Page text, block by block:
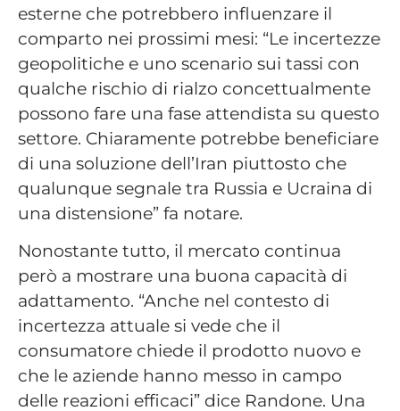
esterne che potrebbero influenzare il
comparto nei prossimi mesi: “Le incertezze
geopolitiche e uno scenario sui tassi con
qualche rischio di rialzo concettualmente
possono fare una fase attendista su questo
settore. Chiaramente potrebbe beneficiare
di una soluzione dell’Iran piuttosto che
qualunque segnale tra Russia e Ucraina di
una distensione” fa notare.
Nonostante tutto, il mercato continua
però a mostrare una buona capacità di
adattamento. “Anche nel contesto di
incertezza attuale si vede che il
consumatore chiede il prodotto nuovo e
che le aziende hanno messo in campo
delle reazioni efficaci” dice Randone. Una